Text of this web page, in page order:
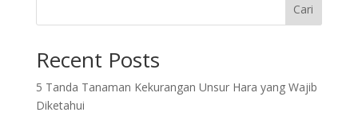
Cari
Recent Posts
5 Tanda Tanaman Kekurangan Unsur Hara yang Wajib
Diketahui